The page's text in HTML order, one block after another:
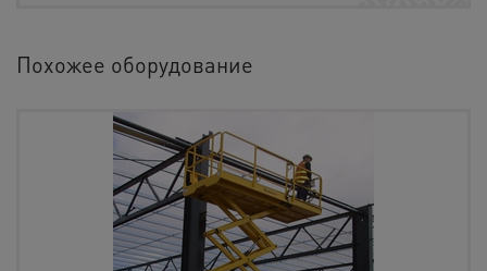
Похожее оборудование